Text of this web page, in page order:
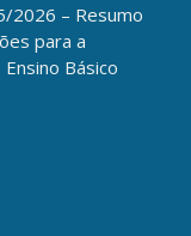
2026 – Resumo
para a
Básico